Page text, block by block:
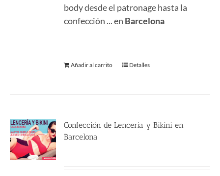
body desde el patronage hasta la
confección ... en Barcelona
Añadir al carrito Detalles
Confección de Lencería y Bikini en
Barcelona